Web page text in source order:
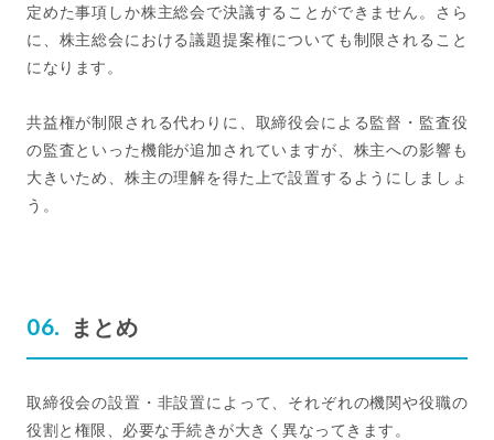
定めた事項しか株主総会で決議することができません。さら
に、株主総会における議題提案権についても制限されること
になります。
共益権が制限される代わりに、取締役会による監督・監査役
の監査といった機能が追加されていますが、株主への影響も
大きいため、株主の理解を得た上で設置するようにしましょ
う。
まとめ
取締役会の設置・非設置によって、それぞれの機関や役職の
役割と権限、必要な手続きが大きく異なってきます。